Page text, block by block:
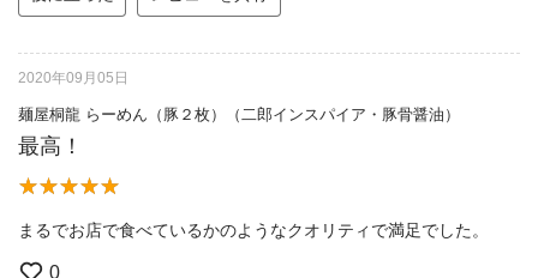
2020年09月05日
麺屋桐龍 らーめん（豚２枚）（二郎インスパイア・豚骨醤油）
最高！
まるでお店で食べているかのようなクオリティで満足でした。
0